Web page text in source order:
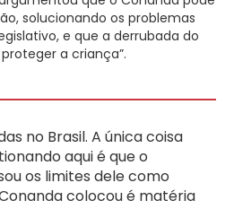
solucionando os problemas
e que a derrubada do
a criança”.
no Brasil. A única coisa
aqui é que o
os limites dele como
colocou é matéria